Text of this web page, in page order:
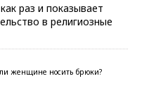
раз и показывает
в религиозные
женщине носить брюки?